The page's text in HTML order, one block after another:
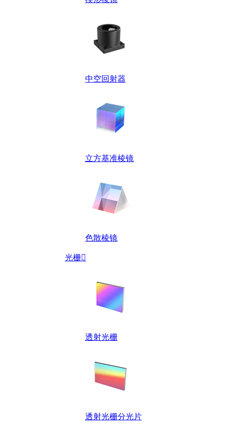
中空回射器
立方基准棱镜
色散棱镜
光栅
透射光栅
透射光栅分光片